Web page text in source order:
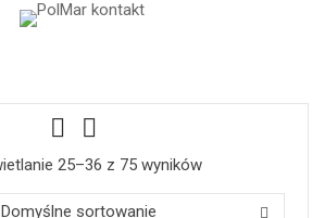
25–36 z 75 wyników
Domyślne sortowanie